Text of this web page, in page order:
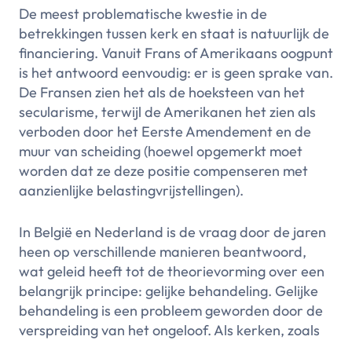
De meest problematische kwestie in de
betrekkingen tussen kerk en staat is natuurlijk de
financiering. Vanuit Frans of Amerikaans oogpunt
is het antwoord eenvoudig: er is geen sprake van.
De Fransen zien het als de hoeksteen van het
secularisme, terwijl de Amerikanen het zien als
verboden door het Eerste Amendement en de
muur van scheiding (hoewel opgemerkt moet
worden dat ze deze positie compenseren met
aanzienlijke belastingvrijstellingen).
In België en Nederland is de vraag door de jaren
heen op verschillende manieren beantwoord,
wat geleid heeft tot de theorievorming over een
belangrijk principe: gelijke behandeling. Gelijke
behandeling is een probleem geworden door de
verspreiding van het ongeloof. Als kerken, zoals